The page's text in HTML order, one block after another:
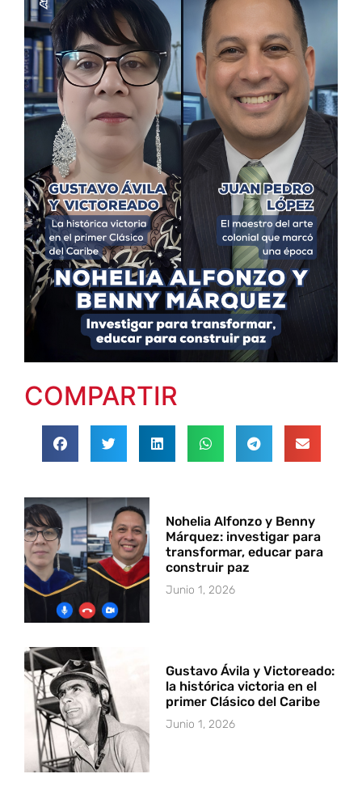
COMPARTIR
Nohelia Alfonzo y Benny
Márquez: investigar para
transformar, educar para
construir paz
Junio 1, 2026
Gustavo Ávila y Victoreado:
la histórica victoria en el
primer Clásico del Caribe
Junio 1, 2026